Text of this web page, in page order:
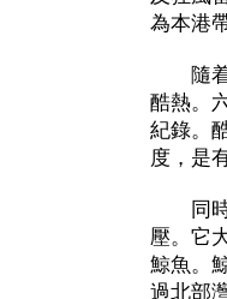
為本港
隨着
酷熱。
紀錄。
度，是
同時
壓。它
鯨魚。
過北部